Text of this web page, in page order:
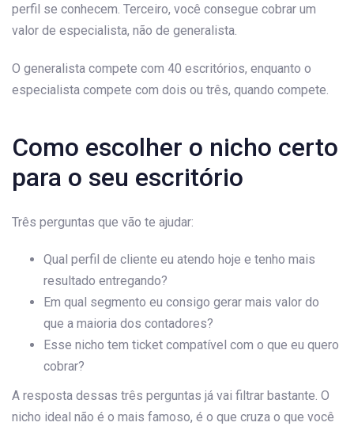
perfil se conhecem. Terceiro, você consegue cobrar um
valor de especialista, não de generalista.
O generalista compete com 40 escritórios, enquanto o
especialista compete com dois ou três, quando compete.
Como escolher o nicho certo
para o seu escritório
Três perguntas que vão te ajudar:
Qual perfil de cliente eu atendo hoje e tenho mais
resultado entregando?
Em qual segmento eu consigo gerar mais valor do
que a maioria dos contadores?
Esse nicho tem ticket compatível com o que eu quero
cobrar?
A resposta dessas três perguntas já vai filtrar bastante. O
nicho ideal não é o mais famoso, é o que cruza o que você